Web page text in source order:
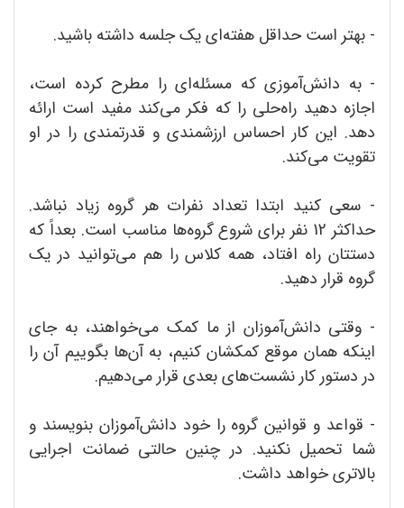
- بهتر است حداقل هفته‌ای یک جلسه داشته باشید.
- به دانش‌آموزی که مسئله‌ای را مطرح کرده است،
اجازه دهید راه‌حلی را که فکر می‌کند مفید است ارائه
دهد. این کار احساس ارزشمندی و قدرتمندی را در او
تقویت می‌کند.
- سعی کنید ابتدا تعداد نفرات هر گروه زیاد نباشد.
حداکثر 12 نفر برای شروع گروه‌ها مناسب است. بعداً که
دستتان راه افتاد، همه کلاس را هم می‌توانید در یک
گروه قرار دهید.
- وقتی دانش‌آموزان از ما کمک می‌خواهند، به جای
اینکه همان موقع کمکشان کنیم، به آن‌ها بگوییم آن را
در دستور کار نشست‌های بعدی قرار می‌دهیم.
- قواعد و قوانین گروه را خود دانش‌آموزان بنویسند و
شما تحمیل نکنید. در چنین حالتی ضمانت اجرایی
بالاتری خواهد داشت.